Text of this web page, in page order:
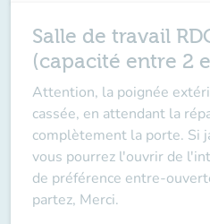
Salle de travail
(capacité entre 2
Attention, la poignée
cassée, en attendant la
complètement la porte. Si
vous pourrez l'ouvrir de
de préférence entre-
partez, Merci.